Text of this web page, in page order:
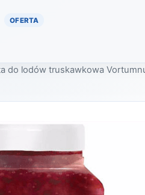
do lodów truskawkowa